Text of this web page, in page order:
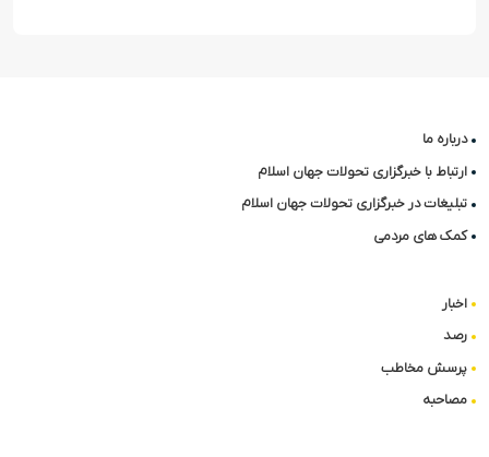
درباره ما
ارتباط با خبرگزاری تحولات جهان اسلام
تبلیغات در خبرگزاری تحولات جهان اسلام
کمک های مردمی
اخبار
رصد
پرسش مخاطب
مصاحبه